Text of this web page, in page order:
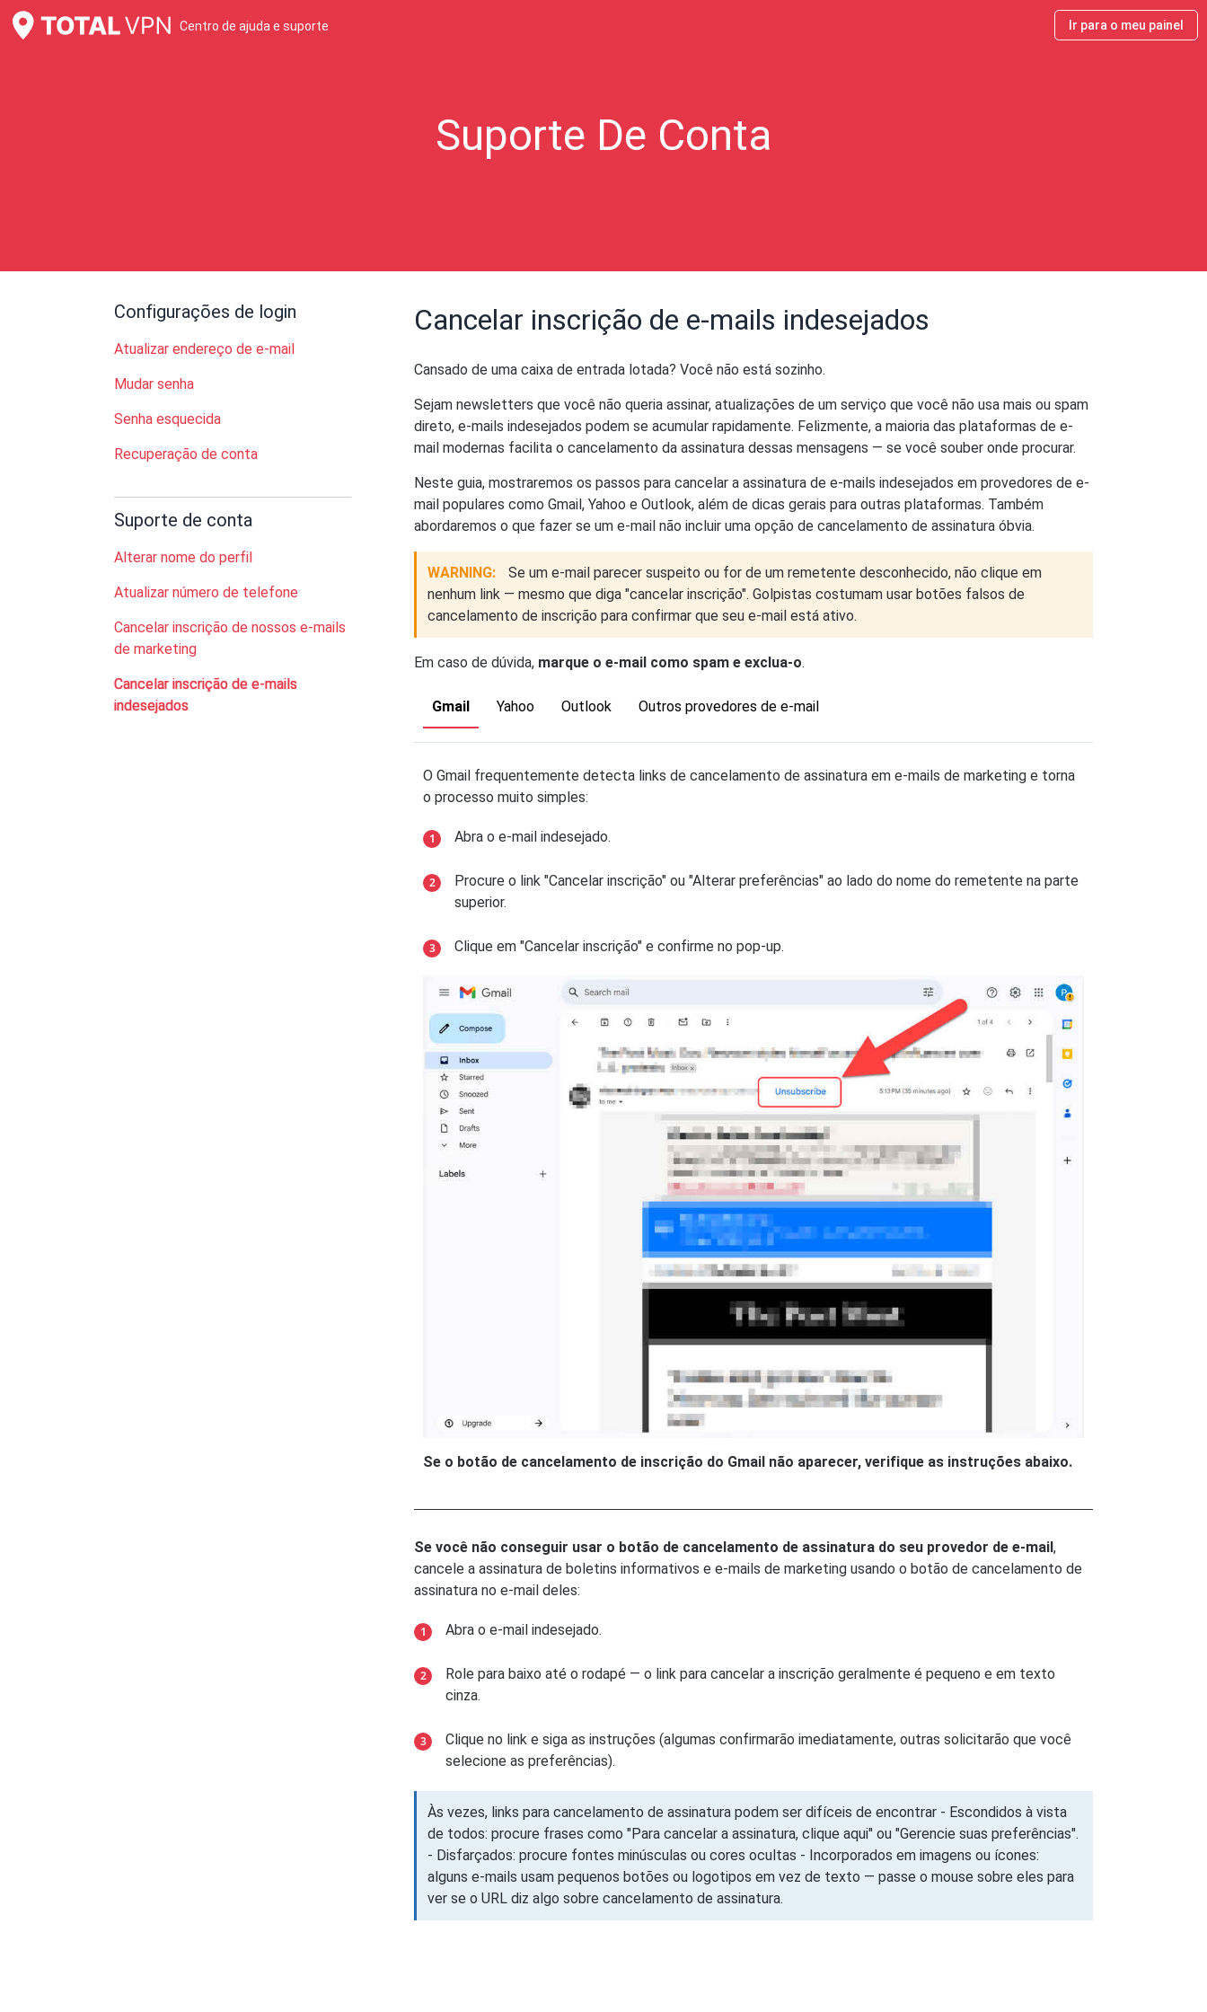
Centro de ajuda e suporte Ir para o meu painel
Suporte De Conta
Configurações de login
Atualizar endereço de e-mail
Mudar senha
Senha esquecida
Recuperação de conta
Suporte de conta
Alterar nome do perfil
Atualizar número de telefone
Cancelar inscrição de nossos e-mails
de marketing
Cancelar inscrição de e-mails
indesejados
Cancelar inscrição de e-mails indesejados
Cansado de uma caixa de entrada lotada? Você não está sozinho.
Sejam newsletters que você não queria assinar, atualizações de um serviço que você não usa mais ou spam
direto, e-mails indesejados podem se acumular rapidamente. Felizmente, a maioria das plataformas de e-
mail modernas facilita o cancelamento da assinatura dessas mensagens — se você souber onde procurar.
Neste guia, mostraremos os passos para cancelar a assinatura de e-mails indesejados em provedores de e-
mail populares como Gmail, Yahoo e Outlook, além de dicas gerais para outras plataformas. Também
abordaremos o que fazer se um e-mail não incluir uma opção de cancelamento de assinatura óbvia.
WARNING:
Se um e-mail parecer suspeito ou for de um remetente desconhecido, não clique em
nenhum link — mesmo que diga "cancelar inscrição". Golpistas costumam usar botões falsos de
cancelamento de inscrição para confirmar que seu e-mail está ativo.
Em caso de dúvida, marque o e-mail como spam e exclua-o.
Gmail Yahoo Outlook Outros provedores de e-mail
O Gmail frequentemente detecta links de cancelamento de assinatura em e-mails de marketing e torna
o processo muito simples:
Abra o e-mail indesejado.
Procure o link "Cancelar inscrição" ou "Alterar preferências" ao lado do nome do remetente na parte
superior.
Clique em "Cancelar inscrição" e confirme no pop-up.
Se o botão de cancelamento de inscrição do Gmail não aparecer, verifique as instruções abaixo.
Se você não conseguir usar o botão de cancelamento de assinatura do seu provedor de e-mail,
cancele a assinatura de boletins informativos e e-mails de marketing usando o botão de cancelamento de
assinatura no e-mail deles:
Abra o e-mail indesejado.
Role para baixo até o rodapé — o link para cancelar a inscrição geralmente é pequeno e em texto
cinza.
Clique no link e siga as instruções (algumas confirmarão imediatamente, outras solicitarão que você
selecione as preferências).
Às vezes, links para cancelamento de assinatura podem ser difíceis de encontrar - Escondidos à vista
de todos: procure frases como "Para cancelar a assinatura, clique aqui" ou "Gerencie suas preferências".
- Disfarçados: procure fontes minúsculas ou cores ocultas - Incorporados em imagens ou ícones:
alguns e-mails usam pequenos botões ou logotipos em vez de texto — passe o mouse sobre eles para
ver se o URL diz algo sobre cancelamento de assinatura.